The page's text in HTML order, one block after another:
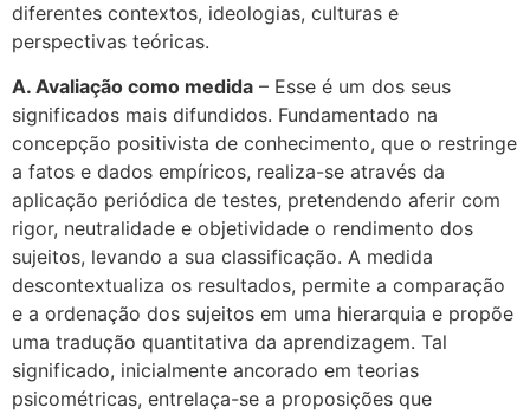
diferentes contextos, ideologias, culturas e
perspectivas teóricas.
A. Avaliação como medida – Esse é um dos seus
significados mais difundidos. Fundamentado na
concepção positivista de conhecimento, que o restringe
a fatos e dados empíricos, realiza-se através da
aplicação periódica de testes, pretendendo aferir com
rigor, neutralidade e objetividade o rendimento dos
sujeitos, levando a sua classificação. A medida
descontextualiza os resultados, permite a comparação
e a ordenação dos sujeitos em uma hierarquia e propõe
uma tradução quantitativa da aprendizagem. Tal
significado, inicialmente ancorado em teorias
psicométricas, entrelaça-se a proposições que